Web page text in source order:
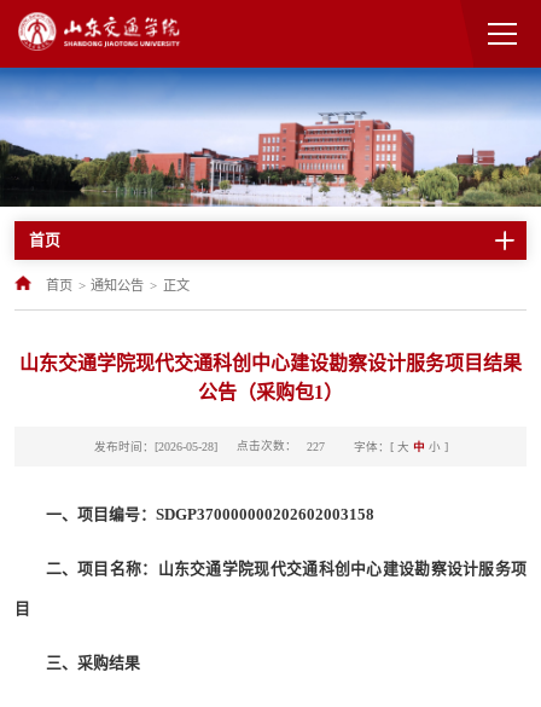
首页
首页 > 通知公告 > 正文
山东交通学院现代交通科创中心建设勘察设计服务项目结果
公告（采购包1）
发布时间：[2026-05-28] 点击次数： 227 字体：[ 大 中 小]
一、项目编号：SDGP370000000202602003158
二、项目名称：山东交通学院现代交通科创中心建设勘察设计服务项
目
三、采购结果